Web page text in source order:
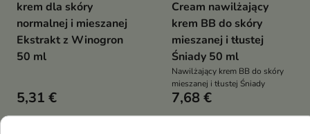
krem dla skóry
normalnej i mieszanej
Ekstrakt z Winogron
50 ml
5,31 €
Cream nawilżający
krem BB do skóry
mieszanej i tłustej
Śniady 50 ml
Nawilżający krem BB do skóry
mieszanej i tłustej Śniady
7,68 €